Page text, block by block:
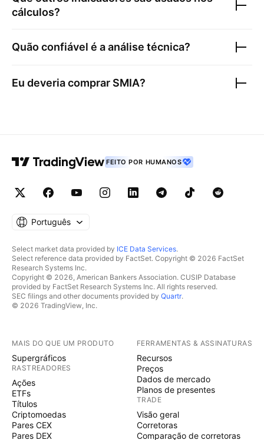
cálculos?
Quão confiável é a análise técnica?
Eu deveria comprar SMIA?
FEITO POR HUMANOS
Português
Select market data provided by ICE Data Services.
Select reference data provided by FactSet. Copyright © 2026 FactSet
Research Systems Inc.
Copyright © 2026, American Bankers Association. CUSIP Database
provided by FactSet Research Systems Inc. All rights reserved.
SEC filings and other documents provided by Quartr.
© 2026 TradingView, Inc.
MAIS DO QUE UM PRODUTO
Supergráficos
RASTREADORES
Ações
ETFs
Títulos
Criptomoedas
Pares CEX
Pares DEX
FERRAMENTAS & ASSINATURAS
Recursos
Preços
Dados de mercado
Planos de presentes
TRADE
Visão geral
Corretoras
Comparação de corretoras